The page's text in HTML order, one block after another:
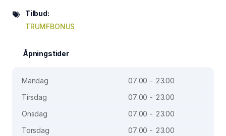
Tilbud:
TRUMFBONUS
Åpningstider
Mandag
07.00 - 23.00
Tirsdag
07.00 - 23.00
Onsdag
07.00 - 23.00
Torsdag
07.00 - 23.00